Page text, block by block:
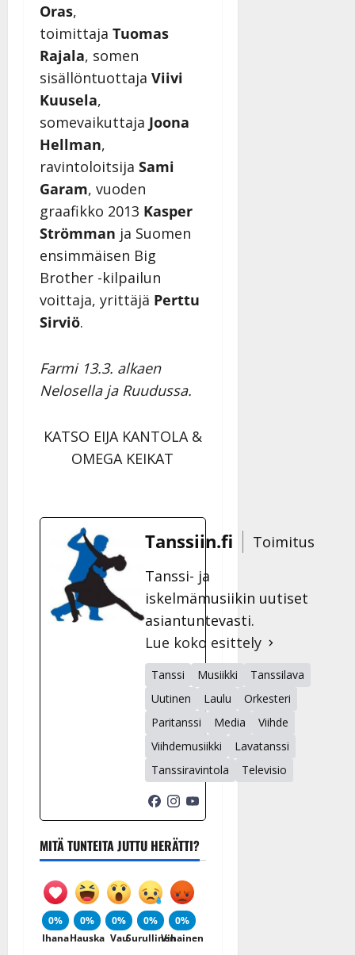
Oras,
toimittaja Tuomas
Rajala, somen
sisällöntuottaja Viivi
Kuusela,
somevaikuttaja Joona
Hellman,
ravintoloitsija Sami
Garam, vuoden
graafikko 2013 Kasper
Strömman ja Suomen
ensimmäisen Big
Brother -kilpailun
voittaja, yrittäjä Perttu
Sirviö.
Farmi 13.3. alkaen
Nelosella ja Ruudussa.
KATSO EIJA KANTOLA &
OMEGA KEIKAT
Tanssiin.fi
Toimitus
Tanssi- ja
iskelmämusiikin uutiset
asiantuntevasti.
Lue koko esittely
Tanssi Musiikki
Tanssilava
Uutinen
Laulu
Orkesteri
Paritanssi
Media
Viihde
Viihdemusiikki
Lavatanssi
Tanssiravintola
Televisio
MITÄ TUNTEITA JUTTU HERÄTTI?
0%
Ihana
0%
Hauska
0%
Vau
0%
Surullinen
0%
Vihainen